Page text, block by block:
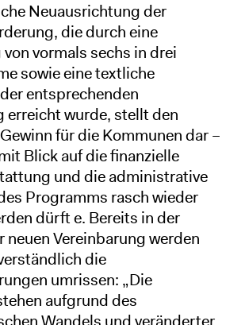
Neuausrichtung der
die durch eine
vormals sechs in drei
sowie eine textliche
entsprechenden
erreicht wurde, stellt den
für die Kommunen dar –
Blick auf die finanzielle
und die administrative
Programms rasch wieder
dürft e. Bereits in der
neuen Vereinbarung werden
die
umrissen: „Die
aufgrund des